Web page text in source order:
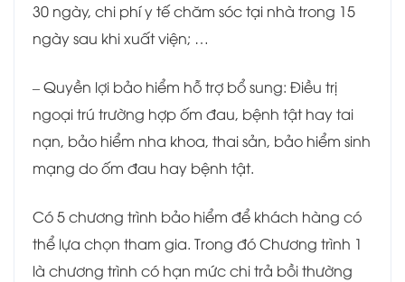
30 ngày, chi phí y tế chăm sóc tại nhà trong 15
ngày sau khi xuất viện; …
– Quyền lợi bảo hiểm hỗ trợ bổ sung: Điều trị
ngoại trú trường hợp ốm đau, bệnh tật hay tai
nạn, bảo hiểm nha khoa, thai sản, bảo hiểm sinh
mạng do ốm đau hay bệnh tật.
Có 5 chương trình bảo hiểm để khách hàng có
thể lựa chọn tham gia. Trong đó Chương trình 1
là chương trình có hạn mức chi trả bồi thường